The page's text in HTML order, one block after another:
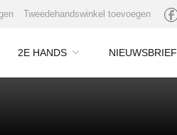
Tweedehandswinkel toevoegen
2E HANDS NIEUWSBRIEF